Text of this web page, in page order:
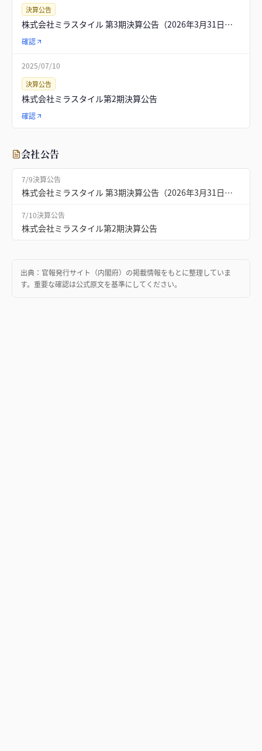
決算公告
株式会社ミラスタイル 第3期決算公告（2026年3月31日現在）
確認
2025/07/10
決算公告
株式会社ミラスタイル第2期決算公告
確認
会社公告
7/9決算公告
株式会社ミラスタイル 第3期決算公告（2026年3月31日現在）
7/10決算公告
株式会社ミラスタイル第2期決算公告
出典： 官報発行サイト（内閣府） の掲載情報をもとに整理していま
す。重要な確認は公式原文を基準にしてください。